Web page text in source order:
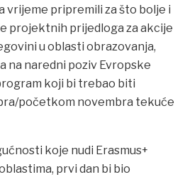
vrijeme pripremili za što bolje i
projektnih prijedloga za akcije
u oblasti obrazovanja,
na naredni poziv Evropske
koji bi trebao biti
početkom novembra tekuće
koje nudi Erasmus+
prvi dan bi bio